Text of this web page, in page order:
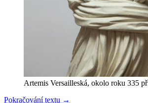
Artemis Versailleská, okolo roku 335
Pokračování textu Na
→